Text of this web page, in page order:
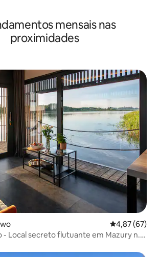
mensais nas
proximidades
Classificação
4,87 (67)
- Local secreto flutuante em Mazury n.º